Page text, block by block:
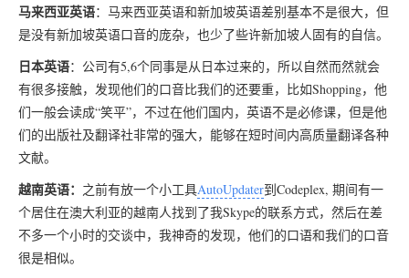
马来西亚英语：马来西亚英语和新加坡英语差别基本不是很大，但
是没有新加坡英语口音的庞杂，也少了些许新加坡人固有的自信。
日本英语：公司有5,6个同事是从日本过来的，所以自然而然就会
有很多接触，发现他们的口音比我们的还要重，比如Shopping，他
们一般会读成“笑平”，不过在他们国内，英语不是必修课，但是他
们的出版社及翻译社非常的强大，能够在短时间内高质量翻译各种
文献。
越南英语： 之前有放一个小工具AutoUpdater到Codeplex, 期间有一
个居住在澳大利亚的越南人找到了我Skype的联系方式，然后在差
不多一个小时的交谈中，我神奇的发现，他们的口语和我们的口音
很是相似。